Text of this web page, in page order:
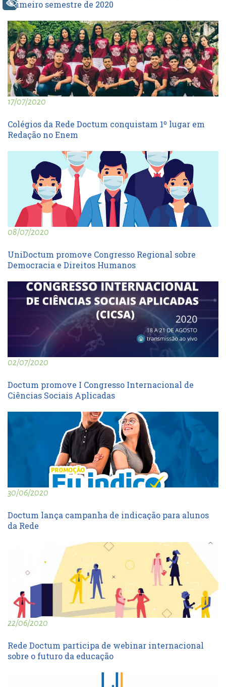
primeiro semestre de 2020
17/07/2020
Colégios da Rede Doctum conquistam 1º lugar em
Redação no Enem
08/07/2020
UniDoctum promove Congresso Regional sobre
Democracia e Direitos Humanos
02/07/2020
Doctum promove I Congresso Internacional de
Ciências Sociais Aplicadas
30/06/2020
Doctum lança campanha de indicação para alunos
da Rede
22/06/2020
Rede Doctum participa de webinar internacional
sobre o futuro da educação
+ Acessibilidade